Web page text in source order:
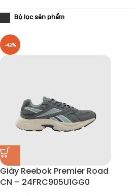
-42%
Giày Reebok Premier Road
CN – 24FRC905U1GG0